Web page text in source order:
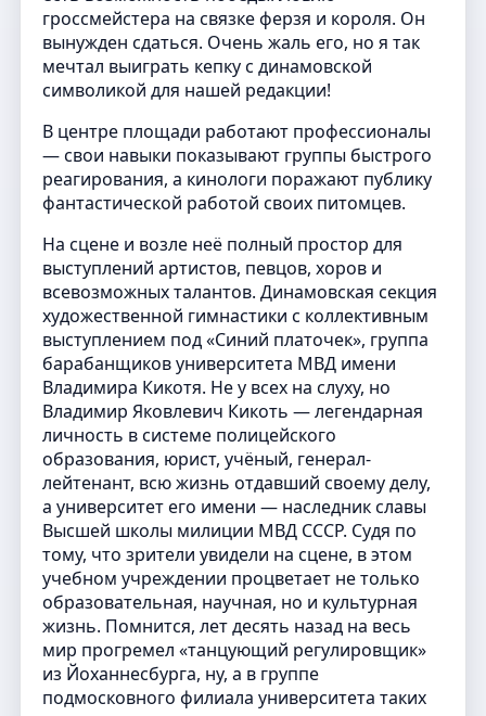
гроссмейстера на связке ферзя и короля. Он
вынужден сдаться. Очень жаль его, но я так
мечтал выиграть кепку с динамовской
символикой для нашей редакции!
В центре площади работают профессионалы
— свои навыки показывают группы быстрого
реагирования, а кинологи поражают публику
фантастической работой своих питомцев.
На сцене и возле неё полный простор для
выступлений артистов, певцов, хоров и
всевозможных талантов. Динамовская секция
художественной гимнастики с коллективным
выступлением под «Синий платочек», группа
барабанщиков университета МВД имени
Владимира Кикотя. Не у всех на слуху, но
Владимир Яковлевич Кикоть — легендарная
личность в системе полицейского
образования, юрист, учёный, генерал-
лейтенант, всю жизнь отдавший своему делу,
а университет его имени — наследник славы
Высшей школы милиции МВД СССР. Судя по
тому, что зрители увидели на сцене, в этом
учебном учреждении процветает не только
образовательная, научная, но и культурная
жизнь. Помнится, лет десять назад на весь
мир прогремел «танцующий регулировщик»
из Йоханнесбурга, ну, а в группе
подмосковного филиала университета таких